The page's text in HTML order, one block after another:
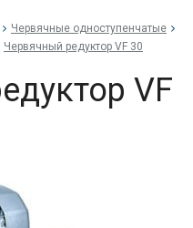
Червячные одноступенчатые
Червячный редуктор VF 30
VF